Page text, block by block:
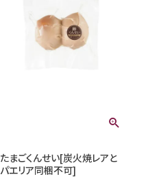
たまごくんせい[炭火焼レアと
パエリア同梱不可]